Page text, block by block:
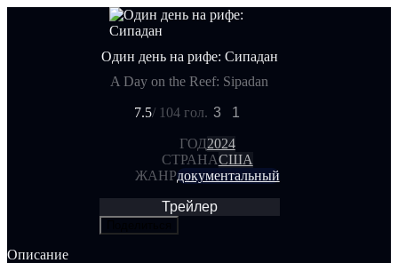
Один день на рифе: Сипадан
A Day on the Reef: Sipadan
7.5/ 104 гол. 3 1
ГОД2024
СТРАНАСША
ЖАНРдокументальный
Трейлер
Описание